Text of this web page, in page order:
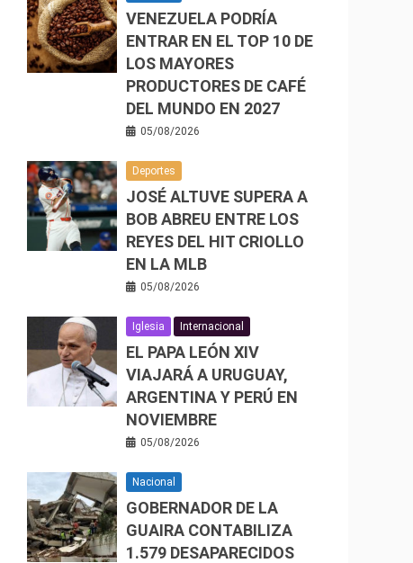
VENEZUELA PODRÍA
ENTRAR EN EL TOP 10 DE
LOS MAYORES
PRODUCTORES DE CAFÉ
DEL MUNDO EN 2027
05/08/2026
Deportes
JOSÉ ALTUVE SUPERA A
BOB ABREU ENTRE LOS
REYES DEL HIT CRIOLLO
EN LA MLB
05/08/2026
Iglesia Internacional
EL PAPA LEÓN XIV
VIAJARÁ A URUGUAY,
ARGENTINA Y PERÚ EN
NOVIEMBRE
05/08/2026
Nacional
GOBERNADOR DE LA
GUAIRA CONTABILIZA
1.579 DESAPARECIDOS